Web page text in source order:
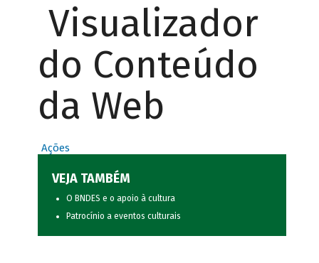
Visualizador
do Conteúdo
da Web
Ações
VEJA TAMBÉM
O BNDES e o apoio à cultura
Patrocínio a eventos culturais